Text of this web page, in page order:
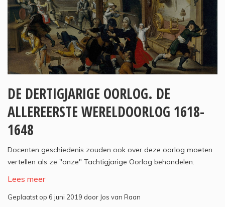
DE DERTIGJARIGE OORLOG. DE
ALLEREERSTE WERELDOORLOG 1618-
1648
Docenten geschiedenis zouden ook over deze oorlog moeten
vertellen als ze "onze" Tachtigjarige Oorlog behandelen.
Lees meer
Geplaatst op 6 juni 2019 door Jos van Raan